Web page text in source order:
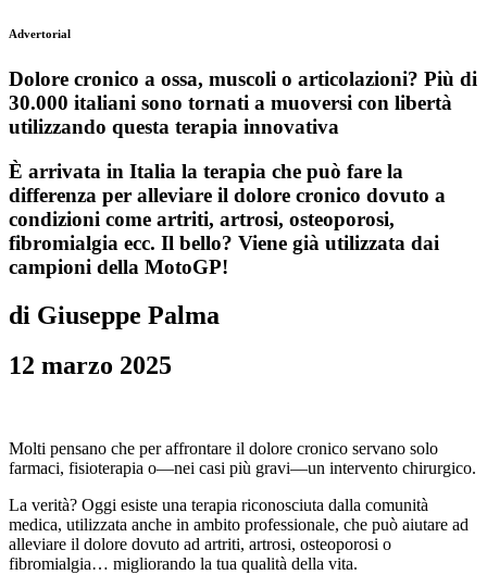
Advertorial
Dolore cronico a ossa, muscoli o articolazioni? Più di
30.000 italiani sono tornati a muoversi con libertà
utilizzando questa terapia innovativa
È arrivata in Italia la terapia che può fare la
differenza per alleviare il dolore cronico dovuto a
condizioni come artriti, artrosi, osteoporosi,
fibromialgia ecc. Il bello? Viene già utilizzata dai
campioni della MotoGP!
di Giuseppe Palma
12 marzo 2025
Molti pensano che per affrontare il dolore cronico servano solo
farmaci, fisioterapia o—nei casi più gravi—un intervento chirurgico.
La verità? Oggi esiste una terapia riconosciuta dalla comunità
medica, utilizzata anche in ambito professionale, che può aiutare ad
alleviare il dolore dovuto ad artriti, artrosi, osteoporosi o
fibromialgia… migliorando la tua qualità della vita.